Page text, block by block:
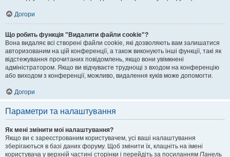
Догори
Що робить функція "Видалити файли cookie"?
Вона видаляє всі створені файли cookie, які дозволяють вам залишатися
авторизованим на цій конференції, а також виконують інші функції, такі як
відстежування прочитаних повідомлень, якщо вони увімкнені
адміністратором. Якщо ви відчуваєте труднощі з входом на конференцію
або виходом з конференції, можливо, видалення куків може допомогти.
Догори
Параметри та налаштування
Як мені змінити мої налаштування?
Якщо ви є зареєстрованим користувачем, усі ваші налаштування
зберігаються в базі даних форуму. Щоб змінити їх, клацніть на імені
користувача у верхній частині сторінки і перейдіть за посиланням Панель